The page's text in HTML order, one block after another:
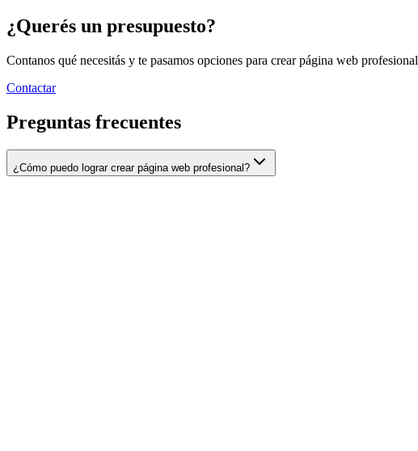
¿Querés un presupuesto?
Contanos qué necesitás y te pasamos opciones para crear página web profesional
Contactar
Preguntas frecuentes
¿Cómo puedo lograr crear página web profesional?